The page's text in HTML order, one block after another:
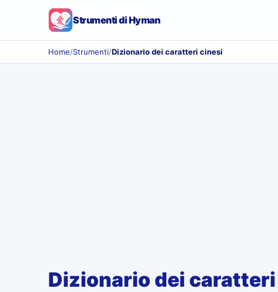
Strumenti di Hyman
Home/Strumenti/Dizionario dei caratteri cinesi
Dizionario dei